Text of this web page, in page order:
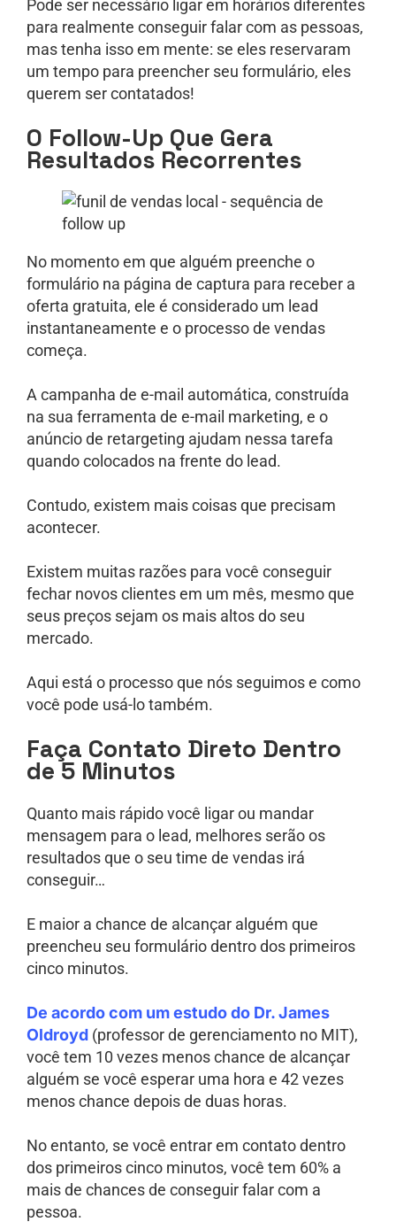
Pode ser necessário ligar em horários diferentes
para realmente conseguir falar com as pessoas,
mas tenha isso em mente: se eles reservaram
um tempo para preencher seu formulário, eles
querem ser contatados!
O Follow-Up Que Gera
Resultados Recorrentes
No momento em que alguém preenche o
formulário na página de captura para receber a
oferta gratuita, ele é considerado um lead
instantaneamente e o processo de vendas
começa.
A campanha de e-mail automática, construída
na sua ferramenta de e-mail marketing, e o
anúncio de retargeting ajudam nessa tarefa
quando colocados na frente do lead.
Contudo, existem mais coisas que precisam
acontecer.
Existem muitas razões para você conseguir
fechar novos clientes em um mês, mesmo que
seus preços sejam os mais altos do seu
mercado.
Aqui está o processo que nós seguimos e como
você pode usá-lo também.
Faça Contato Direto Dentro
de 5 Minutos
Quanto mais rápido você ligar ou mandar
mensagem para o lead, melhores serão os
resultados que o seu time de vendas irá
conseguir…
E maior a chance de alcançar alguém que
preencheu seu formulário dentro dos primeiros
cinco minutos.
De acordo com um estudo do Dr. James
Oldroyd(professor de gerenciamento no MIT),
você tem 10 vezes menos chance de alcançar
alguém se você esperar uma hora e 42 vezes
menos chance depois de duas horas.
No entanto, se você entrar em contato dentro
dos primeiros cinco minutos, você tem 60% a
mais de chances de conseguir falar com a
pessoa.